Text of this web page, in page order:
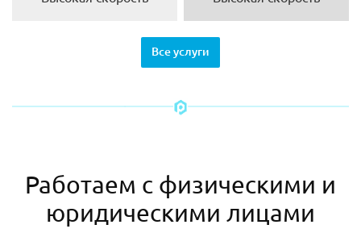
Все услуги
Работаем с физическими и
юридическими лицами